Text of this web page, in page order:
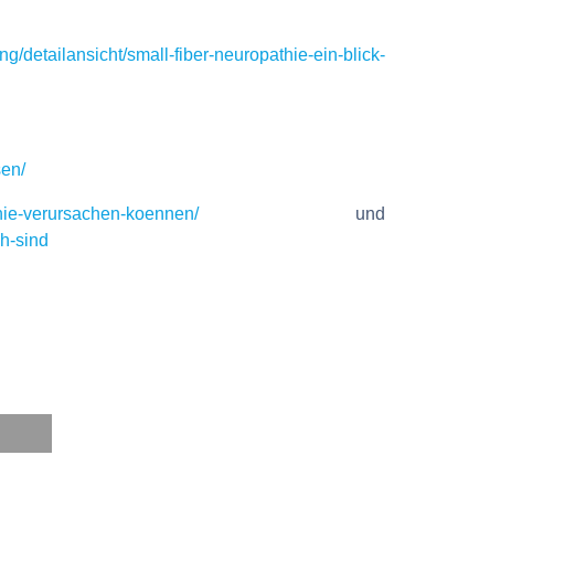
detailansicht/small-fiber-neuropathie-ein-blick-
verursachen-koennen/und
sind